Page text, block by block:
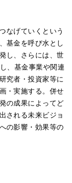
なげていくという
基金を呼び水とし
し、さらには、世
、基金事業や関連
究者・投資家等に
・実施する。併せ
の成果によってど
される未来ビジョ
の影響・効果等の